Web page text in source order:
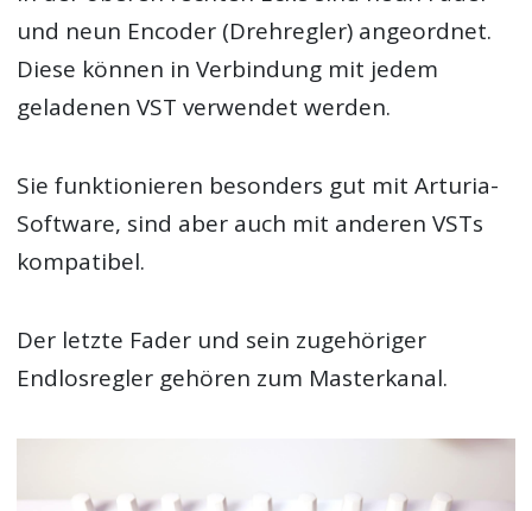
und neun Encoder (Drehregler) angeordnet.
Diese können in Verbindung mit jedem
geladenen VST verwendet werden.
Sie funktionieren besonders gut mit Arturia-
Software, sind aber auch mit anderen VSTs
kompatibel.
Der letzte Fader und sein zugehöriger
Endlosregler gehören zum Masterkanal.